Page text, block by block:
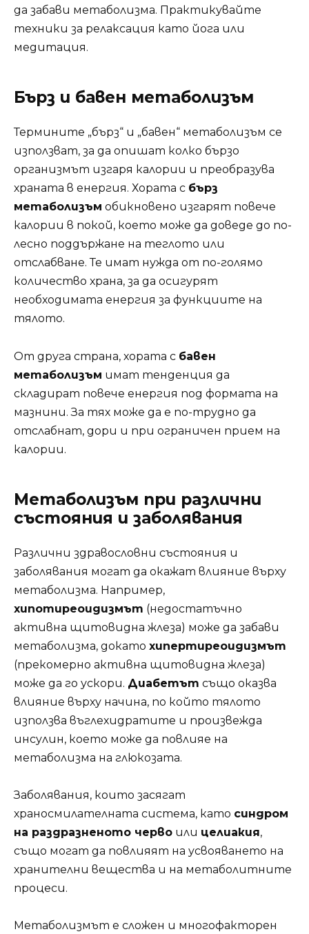
да забави метаболизма. Практикувайте
техники за релаксация като йога или
медитация.
Бърз и бавен метаболизъм
Термините „бърз“ и „бавен“ метаболизъм се
използват, за да опишат колко бързо
организмът изгаря калории и преобразува
храната в енергия. Хората с бърз
метаболизъм обикновено изгарят повече
калории в покой, което може да доведе до по-
лесно поддържане на теглото или
отслабване. Те имат нужда от по-голямо
количество храна, за да осигурят
необходимата енергия за функциите на
тялото.
От друга страна, хората с бавен
метаболизъм имат тенденция да
складират повече енергия под формата на
мазнини. За тях може да е по-трудно да
отслабнат, дори и при ограничен прием на
калории.
Метаболизъм при различни
състояния и заболявания
Различни здравословни състояния и
заболявания могат да окажат влияние върху
метаболизма. Например,
хипотиреоидизмът (недостатъчно
активна щитовидна жлеза) може да забави
метаболизма, докато хипертиреоидизмът
(прекомерно активна щитовидна жлеза)
може да го ускори. Диабетът също оказва
влияние върху начина, по който тялото
използва въглехидратите и произвежда
инсулин, което може да повлияе на
метаболизма на глюкозата.
Заболявания, които засягат
храносмилателната система, като синдром
на раздразненото черво или целиакия,
също могат да повлияят на усвояването на
хранителни вещества и на метаболитните
процеси.
Метаболизмът е сложен и многофакторен